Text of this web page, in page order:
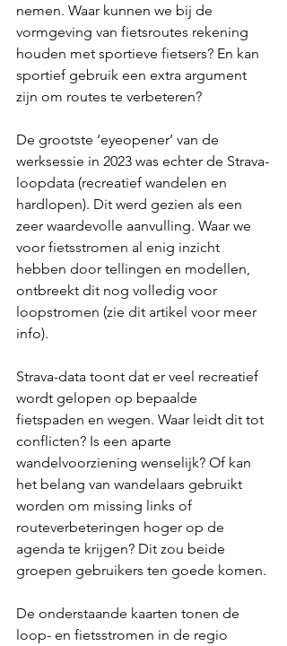
nemen. Waar kunnen we bij de
vormgeving van fietsroutes rekening
houden met sportieve fietsers? En kan
sportief gebruik een extra argument
zijn om routes te verbeteren?
De grootste ‘eyeopener’ van de
werksessie in 2023 was echter de Strava-
loopdata (recreatief wandelen en
hardlopen). Dit werd gezien als een
zeer waardevolle aanvulling. Waar we
voor fietsstromen al enig inzicht
hebben door tellingen en modellen,
ontbreekt dit nog volledig voor
loopstromen (zie dit artikel voor meer
info).
Strava-data toont dat er veel recreatief
wordt gelopen op bepaalde
fietspaden en wegen. Waar leidt dit tot
conflicten? Is een aparte
wandelvoorziening wenselijk? Of kan
het belang van wandelaars gebruikt
worden om missing links of
routeverbeteringen hoger op de
agenda te krijgen? Dit zou beide
groepen gebruikers ten goede komen.
De onderstaande kaarten tonen de
loop- en fietsstromen in de regio